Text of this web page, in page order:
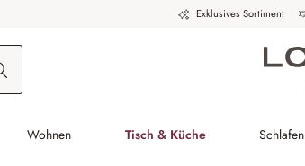
Exklusives Sortiment
Wohnen Tisch & Küche Schlafen